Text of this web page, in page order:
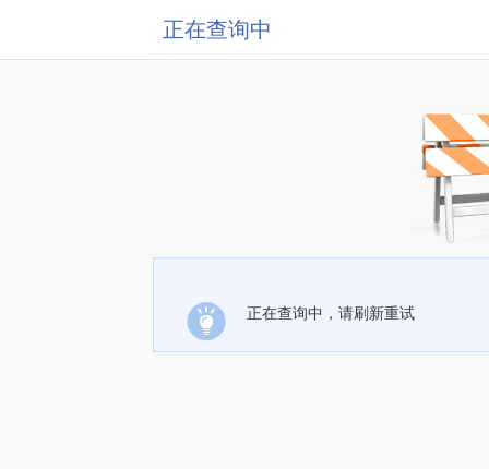
正在查询中
正在查询中，请刷新重试